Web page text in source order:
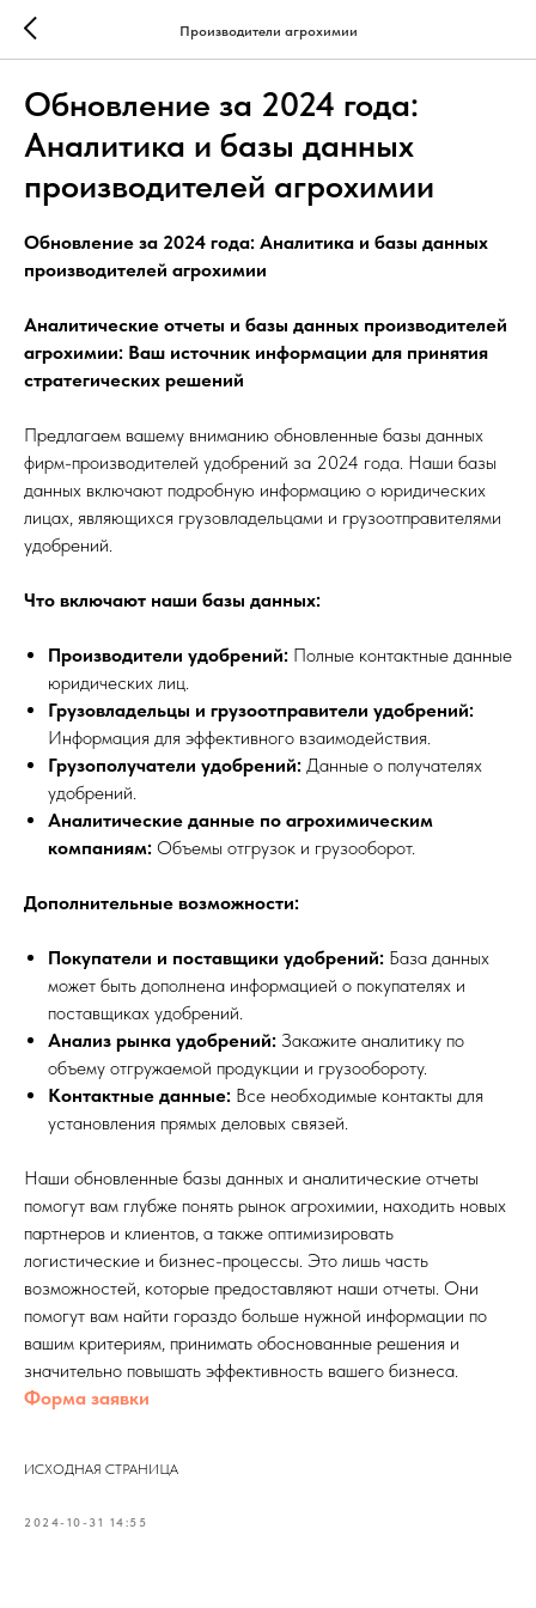
Производители агрохимии
Обновление за 2024 года:
Аналитика и базы данных
производителей агрохимии
Обновление за 2024 года: Аналитика и базы данных
производителей агрохимии
Аналитические отчеты и базы данных производителей
агрохимии: Ваш источник информации для принятия
стратегических решений
Предлагаем вашему вниманию обновленные базы данных
фирм-производителей удобрений за 2024 года. Наши базы
данных включают подробную информацию о юридических
лицах, являющихся грузовладельцами и грузоотправителями
удобрений.
Что включают наши базы данных:
Производители удобрений: Полные контактные данные
юридических лиц.
Грузовладельцы и грузоотправители удобрений:
Информация для эффективного взаимодействия.
Грузополучатели удобрений: Данные о получателях
удобрений.
Аналитические данные по агрохимическим
компаниям: Объемы отгрузок и грузооборот.
Дополнительные возможности:
Покупатели и поставщики удобрений: База данных
может быть дополнена информацией о покупателях и
поставщиках удобрений.
Анализ рынка удобрений: Закажите аналитику по
объему отгружаемой продукции и грузообороту.
Контактные данные: Все необходимые контакты для
установления прямых деловых связей.
Наши обновленные базы данных и аналитические отчеты
помогут вам глубже понять рынок агрохимии, находить новых
партнеров и клиентов, а также оптимизировать
логистические и бизнес-процессы. Это лишь часть
возможностей, которые предоставляют наши отчеты. Они
помогут вам найти гораздо больше нужной информации по
вашим критериям, принимать обоснованные решения и
значительно повышать эффективность вашего бизнеса.
Форма заявки
ИСХОДНАЯ СТРАНИЦА
2024-10-31 14:55